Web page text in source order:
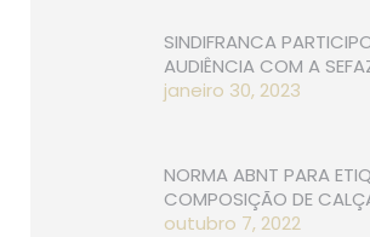
SINDIFRANCA
AUDIÊNCIA COM A
janeiro 30, 2023
NORMA ABNT PARA
COMPOSIÇÃO DE
outubro 7, 2022